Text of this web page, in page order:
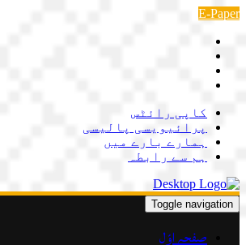
Skip
content
E-Paper
کاپی رائٹس
پرائیویسی پالیسی
ہمارے بارے میں
ہم سے رابطہ
Toggle navigation
صفحہ اوّل